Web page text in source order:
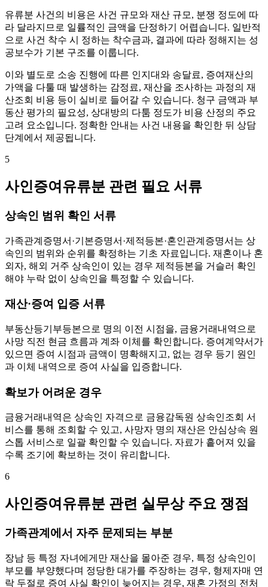
유류분 사건의 비용은 사건 규모와 재산 규모, 분쟁 정도에 따
라 달라지므로 일률적인 금액을 단정하기 어렵습니다. 일반적
으로 사건 착수 시 정하는 착수금과, 결과에 따라 정해지는 성
공보수가 기본 구조를 이룹니다.
이와 별도로 소송 진행에 따른 인지대와 송달료, 증여재산의
가액을 다툴 때 발생하는 감정료, 재산을 조사하는 과정의 재
산조회 비용 등이 실비로 들어갈 수 있습니다. 청구 금액과 부
동산 평가의 필요성, 상대방의 다툼 정도가 비용 산정의 주요
고려 요소입니다. 정확한 안내는 사건 내용을 확인한 뒤 상담
단계에서 제공됩니다.
5
사인증여유류분 관련 필요 서류
상속인 범위 확인 서류
가족관계증명서·기본증명서·제적등본·혼인관계증명서는 상
속인의 범위와 순위를 확정하는 기초 자료입니다. 재혼이나 혼
외자, 해외 거주 상속인이 있는 경우 제적등본을 거슬러 확인
해야 누락 없이 상속인을 특정할 수 있습니다.
재산·증여 입증 서류
부동산등기부등본으로 명의 이전 시점을, 금융거래내역으로
사망 직전 현금 흐름과 계좌 이체를 확인합니다. 증여계약서가
있으면 증여 시점과 금액이 명확해지고, 없는 경우 등기 원인
과 이체 내역으로 증여 사실을 입증합니다.
확보가 어려운 경우
금융거래내역은 상속인 자격으로 금융감독원 상속인조회 서
비스를 통해 조회할 수 있고, 사망자 명의 재산은 안심상속 원
스톱 서비스로 일괄 확인할 수 있습니다. 자료가 흩어져 있을
수록 조기에 확보하는 것이 유리합니다.
6
사인증여유류분 관련 실무상 주요 쟁점
가족관계에서 자주 문제되는 부분
장남 등 특정 자녀에게만 재산을 몰아준 경우, 특정 상속인이
부모를 부양했다며 정당한 대가를 주장하는 경우, 형제자매 연
락 두절로 증여 사실 확인이 늦어지는 경우, 재혼 가정의 전처